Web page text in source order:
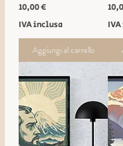
Prezzo
10,00 €
IVA inclusa
Aggiungi al carrello